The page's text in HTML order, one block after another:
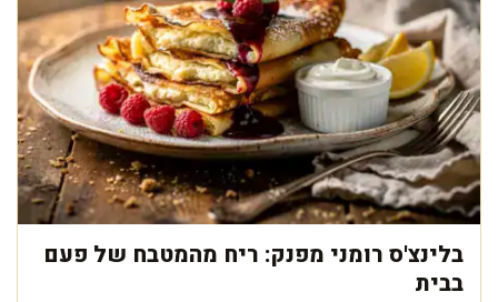
בלינצ'ס רומני מפנק: ריח מהמטבח של פעם
בבית